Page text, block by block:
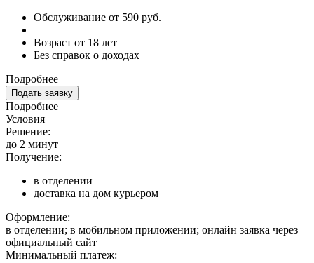
Обслуживание от 590 руб.
Возраст от 18 лет
Без справок о доходах
Подробнее
Подать заявку
Подробнее
Условия
Решение:
до 2 минут
Получение:
в отделении
доставка на дом курьером
Оформление:
в отделении; в мобильном приложении; онлайн заявка через
официальный сайт
Минимальный платеж: